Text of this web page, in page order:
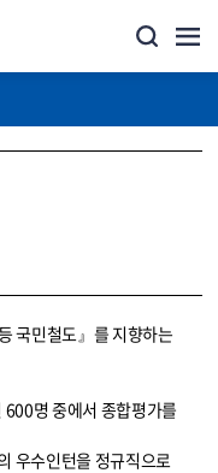
국민철도』를 지향하는
명 중에서 종합평가를
우수인턴을 정규직으로